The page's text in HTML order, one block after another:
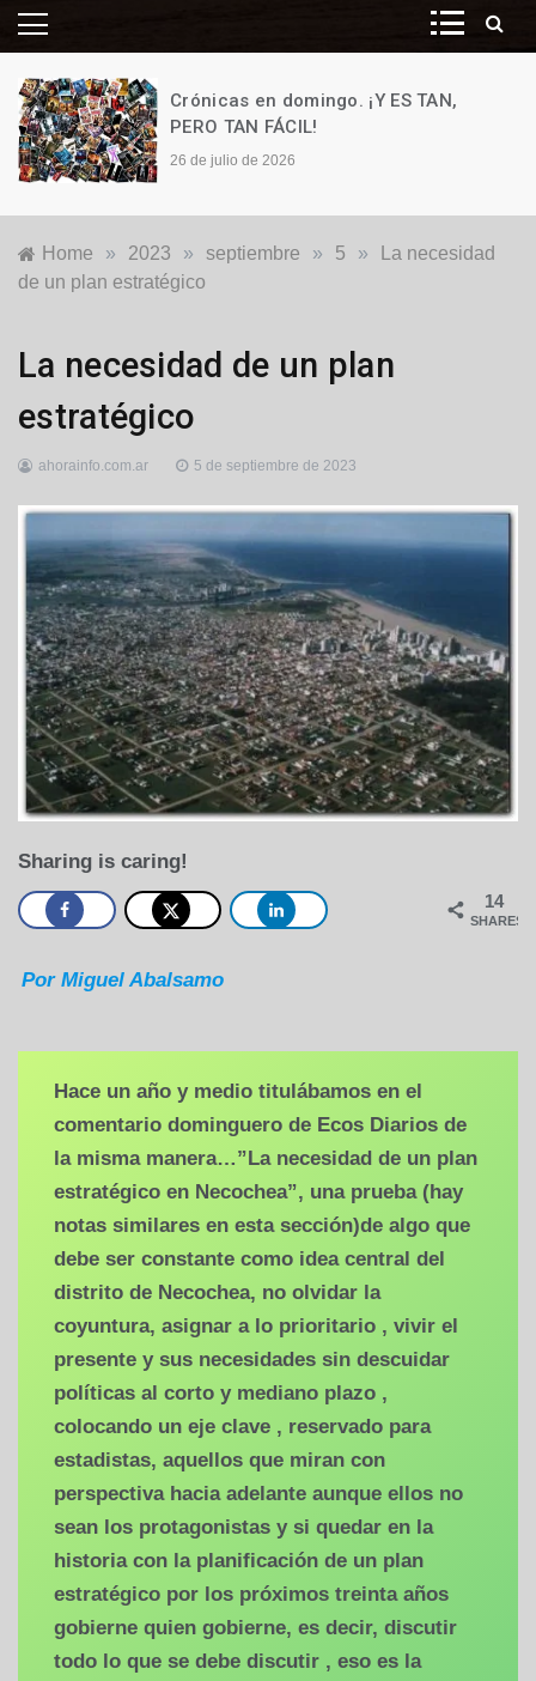
Crónicas en domingo. ¡Y ES TAN,
PERO TAN FÁCIL!
26 de julio de 2026
Home » 2023 » septiembre » 5 »
La necesidad
de un plan estratégico
Opinión
La necesidad de un plan
estratégico
ahorainfo.com.ar 5 de septiembre de 2023
Sharing is caring!
14
SHARES
Por Miguel Abalsamo
Hace un año y medio titulábamos en el
comentario dominguero de Ecos Diarios de
la misma manera…”La necesidad de un plan
estratégico en Necochea”, una prueba (hay
notas similares en esta sección)de algo que
debe ser constante como idea central del
distrito de Necochea, no olvidar la
coyuntura, asignar a lo prioritario , vivir el
presente y sus necesidades sin descuidar
políticas al corto y mediano plazo ,
colocando un eje clave , reservado para
estadistas, aquellos que miran con
perspectiva hacia adelante aunque ellos no
sean los protagonistas y si quedar en la
historia con la planificación de un plan
estratégico por los próximos treinta años
gobierne quien gobierne, es decir, discutir
todo lo que se debe discutir , eso es la